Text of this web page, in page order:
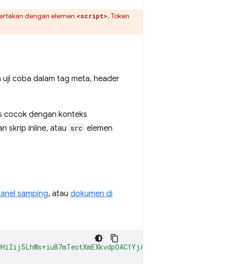
dengan elemen <script>. Token
coba dalam tag meta, header
cocok dengan konteks
skrip inline, atau src elemen
samping, atau dokumen di